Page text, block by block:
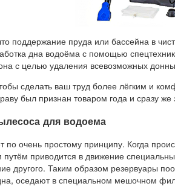
поддержание пруда или бассейна в
дна водоёма с помощью
с целью удаления всевозможных
сделать ваш труд более лёгким и
был признан товаром года и сразу
для водоема
по очень простому принципу. Когда
путём приводится в движение
другого. Таким образом резервуары
оседают в специальном мешочном